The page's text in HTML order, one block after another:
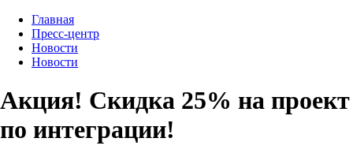
Главная
Пресс-центр
Новости
Новости
Акция! Скидка 25% на проект
по интеграции!